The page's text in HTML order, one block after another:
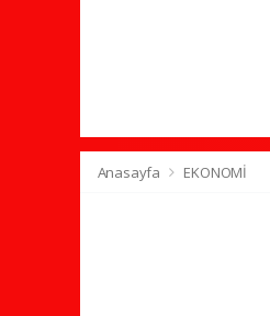
Anasayfa EKONOMİ